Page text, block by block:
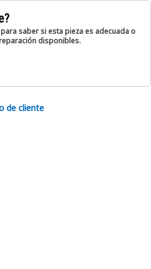
saber si esta pieza es adecuada o
disponibles.
de cliente